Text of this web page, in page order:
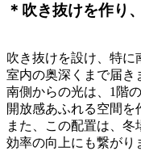
＊吹き抜けを作り
吹き抜けを設け、特
室内の奥深くまで届き
南側からの光は、1階
開放感あふれる空間を
また、この配置は、
効率の向上にも繋がり